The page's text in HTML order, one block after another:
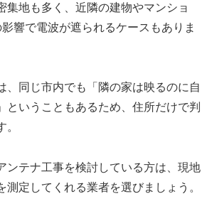
集地も多く、近隣の建物やマンショ
響で電波が遮られるケースもありま
、同じ市内でも「隣の家は映るのに自
ということもあるため、住所だけで判
ンテナ工事を検討している方は、現地
測定してくれる業者を選びましょう。